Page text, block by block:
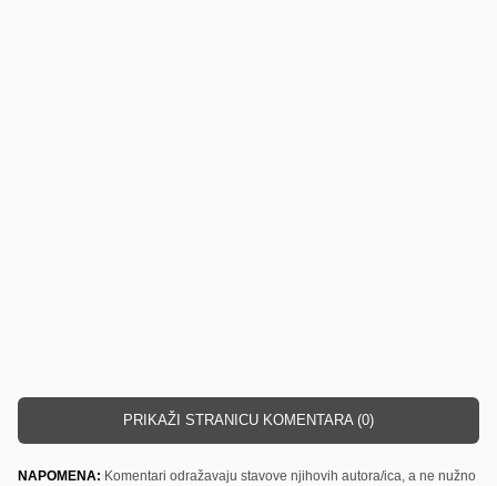
PRIKAŽI STRANICU KOMENTARA (0)
NAPOMENA: Komentari odražavaju stavove njihovih autora/ica, a ne nužno